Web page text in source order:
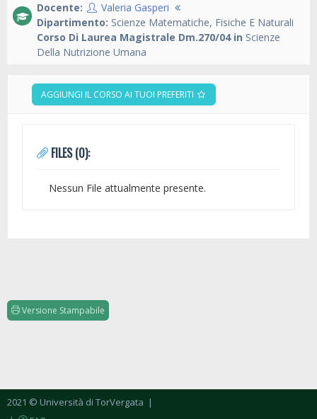
Docente:
Valeria Gasperi
Dipartimento: Scienze Matematiche, Fisiche E Naturali
Corso Di Laurea Magistrale Dm.270/04 in Scienze
Della Nutrizione Umana
AGGIUNGI IL CORSO AI TUOI PREFERITI
FILES (0):
Nessun File attualmente presente.
Versione Stampabile
2021 © Università di TorVergata |